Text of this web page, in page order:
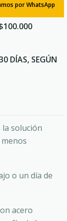
por WhatsApp
DÍAS, SEGÚN
la solución
o un día de
acero